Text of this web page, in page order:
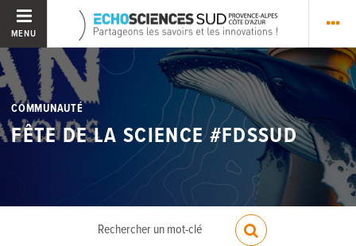
MENU
COMMUNAUTÉ
FÊTE DE LA SCIENCE #FDSSUD